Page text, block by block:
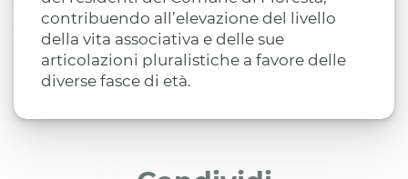
contribuendo all’elevazione del livello
della vita associativa e delle sue
articolazioni pluralistiche a favore delle
diverse fasce di età.